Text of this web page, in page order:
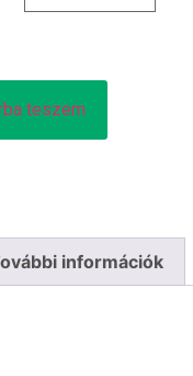
teszem
információk